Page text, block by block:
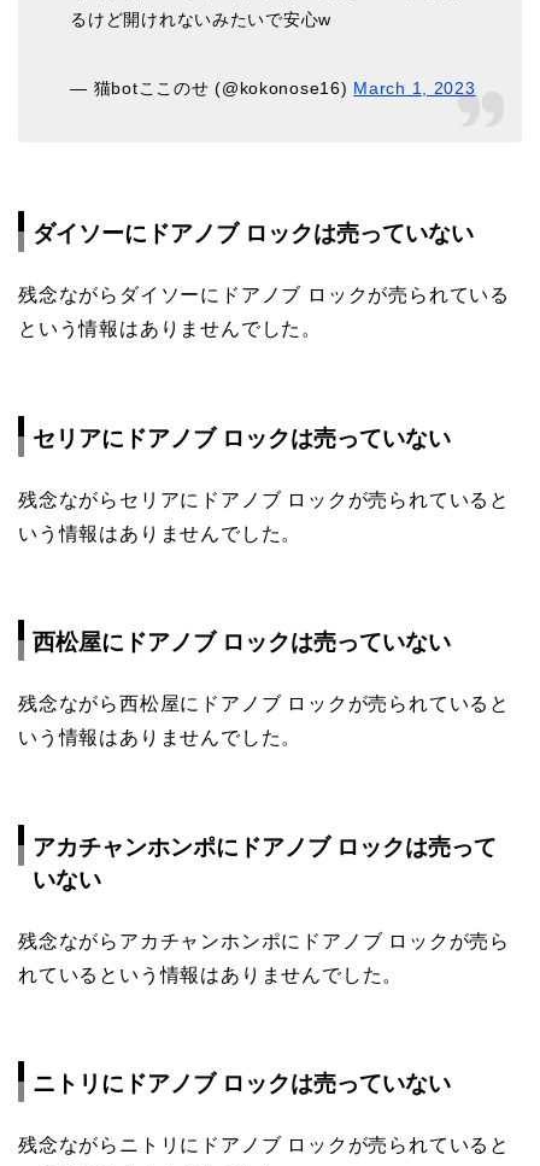
るけど開けれないみたいで安心w
— 猫botここのせ (@kokonose16) March 1, 2023
ダイソーにドアノブ ロックは売っていない
残念ながらダイソーにドアノブ ロックが売られている
という情報はありませんでした。
セリアにドアノブ ロックは売っていない
残念ながらセリアにドアノブ ロックが売られていると
いう情報はありませんでした。
西松屋にドアノブ ロックは売っていない
残念ながら西松屋にドアノブ ロックが売られていると
いう情報はありませんでした。
アカチャンホンポにドアノブ ロックは売って
いない
残念ながらアカチャンホンポにドアノブ ロックが売ら
れているという情報はありませんでした。
ニトリにドアノブ ロックは売っていない
残念ながらニトリにドアノブ ロックが売られていると